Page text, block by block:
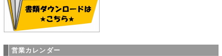
営業カレンダー